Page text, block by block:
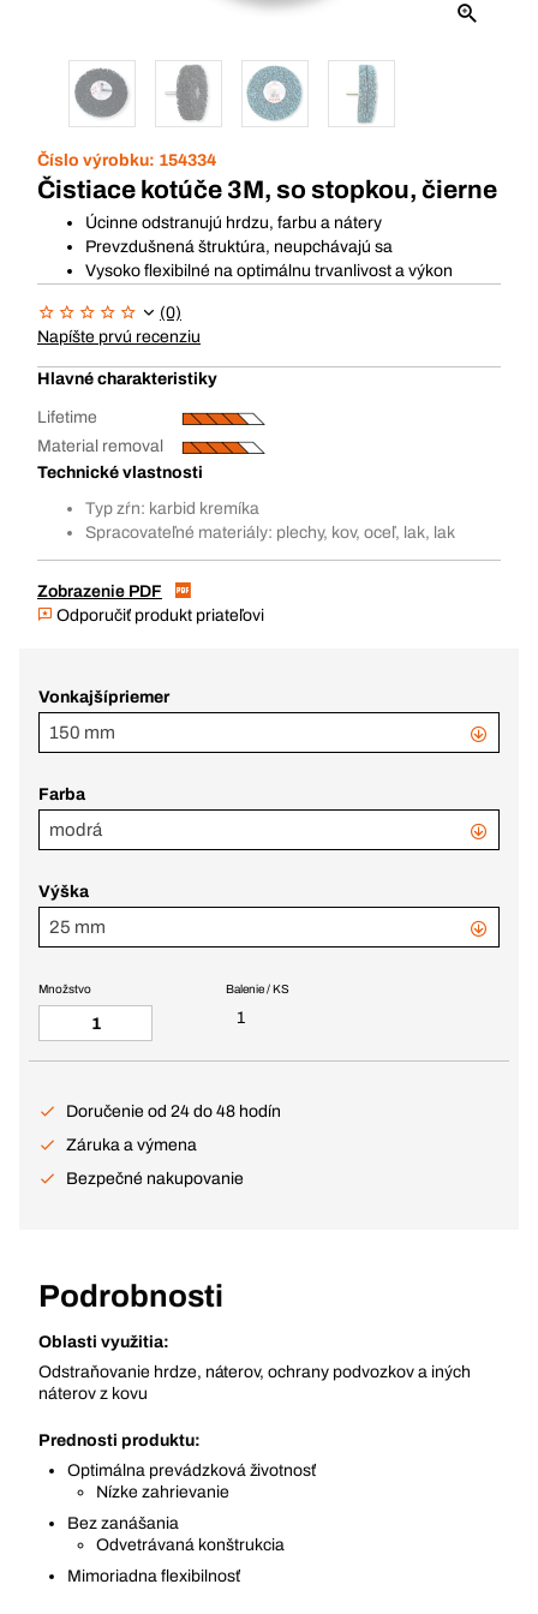
Číslo výrobku: 154334
Čistiace kotúče 3M, so stopkou, čierne
Úcinne odstranujú hrdzu, farbu a nátery
Prevzdušnená štruktúra, neupchávajú sa
Vysoko flexibilné na optimálnu trvanlivost a výkon
(0)
Napíšte prvú recenziu
Hlavné charakteristiky
Lifetime
Material removal
Technické vlastnosti
Typ zŕn: karbid kremíka
Spracovateľné materiály: plechy, kov, oceľ, lak, lak
Zobrazenie PDF
Odporučiť produkt priateľovi
Vonkajšípriemer
150 mm
Farba
modrá
Výška
25 mm
Balenie / KS
1
Množstvo
Doručenie od 24 do 48 hodín
Záruka a výmena
Bezpečné nakupovanie
Podrobnosti
Oblasti využitia:
Odstraňovanie hrdze, náterov, ochrany podvozkov a iných
náterov z kovu
Prednosti produktu:
Optimálna prevádzková životnosť
Nízke zahrievanie
Bez zanášania
Odvetrávaná konštrukcia
Mimoriadna flexibilnosť